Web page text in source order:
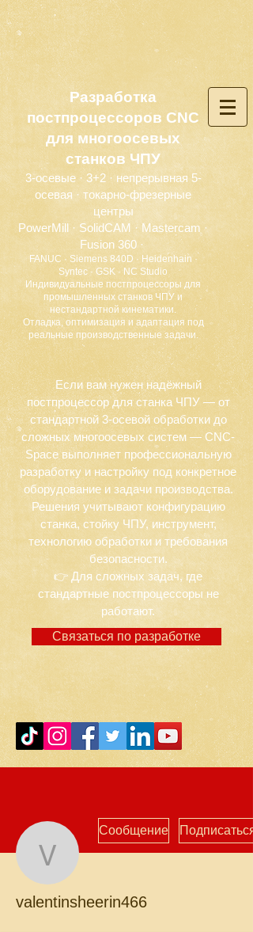
Разработка
постпроцессоров CNC
для многоосевых
станков ЧПУ
3-осевые · 3+2 · непрерывная 5-
осевая · токарно-фрезерные
центры
PowerMill · SolidCAM · Mastercam ·
Fusion 360 ·
FANUC · Siemens 840D · Heidenhain ·
Syntec · GSK · NC Studio
Индивидуальные постпроцессоры для
промышленных станков ЧПУ и
нестандартной кинематики.
Отладка, оптимизация и адаптация под
реальные производственные задачи.
Если вам нужен надёжный
постпроцессор для станка ЧПУ — от
стандартной 3-осевой обработки до
сложных многоосевых систем — CNC-
Space выполняет профессиональную
разработку и настройку под конкретное
оборудование и задачи производства.
Решения учитывают конфигурацию
станка, стойку ЧПУ, инструмент,
технологию обработки и требования
безопасности.
👉 Для сложных задач, где
стандартные постпроцессоры не
работают.
Связаться по разработке
Сообщение Подписаться
valentinsheerin466